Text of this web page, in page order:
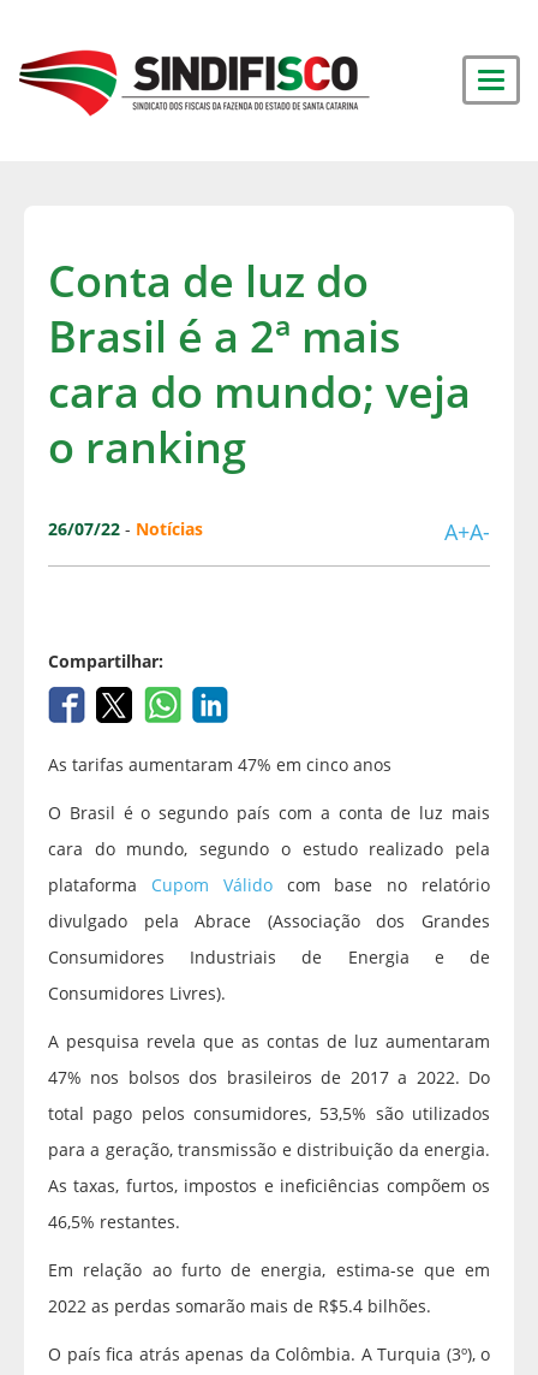
Conta de luz do
Brasil é a 2ª mais
cara do mundo; veja
o ranking
26/07/22 - Notícias A+A-
Compartilhar:
As tarifas aumentaram 47% em cinco anos
O Brasil é o segundo país com a conta de luz mais
cara do mundo, segundo o estudo realizado pela
plataforma Cupom Válidocom base no relatório
divulgado pela Abrace (Associação dos Grandes
Consumidores Industriais de Energia e de
Consumidores Livres).
A pesquisa revela que as contas de luz aumentaram
47% nos bolsos dos brasileiros de 2017 a 2022. Do
total pago pelos consumidores, 53,5% são utilizados
para a geração, transmissão e distribuição da energia.
As taxas, furtos, impostos e ineficiências compõem os
46,5% restantes.
Em relação ao furto de energia, estima-se que em
2022 as perdas somarão mais de R$5.4 bilhões.
O país fica atrás apenas da Colômbia. A Turquia (3º), o